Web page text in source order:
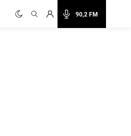
90,2 FM